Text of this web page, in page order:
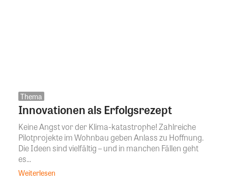
Thema
Innovationen als Erfolgsrezept
Keine Angst vor der Klima-katastrophe! Zahlreiche
Pilotprojekte im Wohnbau geben Anlass zu Hoffnung.
Die Ideen sind vielfältig – und in manchen Fällen geht
es...
Weiterlesen